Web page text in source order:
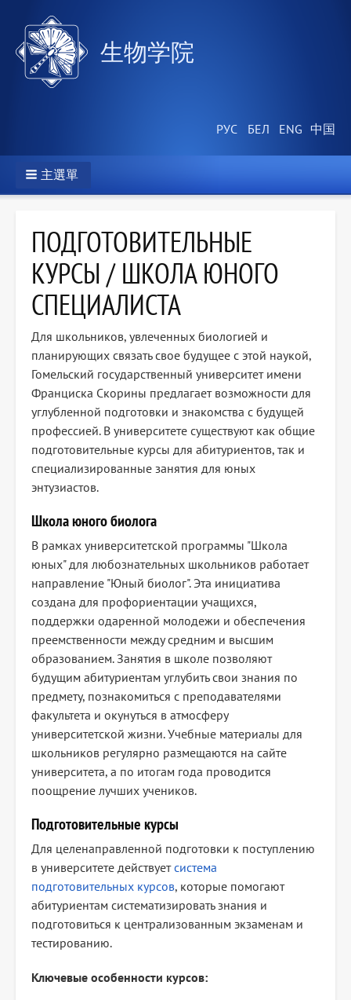
生物学院
主選單
ПОДГОТОВИТЕЛЬНЫЕ
КУРСЫ / ШКОЛА ЮНОГО
СПЕЦИАЛИСТА
Для школьников, увлеченных биологией и
планирующих связать свое будущее с этой наукой,
Гомельский государственный университет имени
Франциска Скорины предлагает возможности для
углубленной подготовки и знакомства с будущей
профессией. В университете существуют как общие
подготовительные курсы для абитуриентов, так и
специализированные занятия для юных
энтузиастов.
Школа юного биолога
В рамках университетской программы "Школа
юных" для любознательных школьников работает
направление "Юный биолог". Эта инициатива
создана для профориентации учащихся,
поддержки одаренной молодежи и обеспечения
преемственности между средним и высшим
образованием. Занятия в школе позволяют
будущим абитуриентам углубить свои знания по
предмету, познакомиться с преподавателями
факультета и окунуться в атмосферу
университетской жизни. Учебные материалы для
школьников регулярно размещаются на сайте
университета, а по итогам года проводится
поощрение лучших учеников.
Подготовительные курсы
Для целенаправленной подготовки к поступлению
в университете действуетсистема
подготовительных курсов, которые помогают
абитуриентам систематизировать знания и
подготовиться к централизованным экзаменам и
тестированию.
Ключевые особенности курсов: